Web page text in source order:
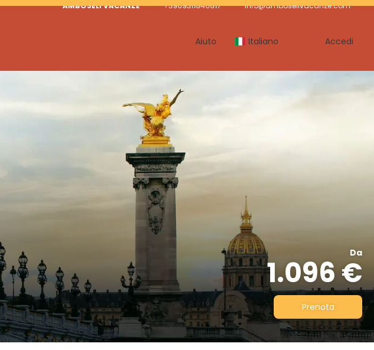
AMBOSELI VACANZE +3909311840817 info@amboselivacanze.com
Aiuto Italiano Accedi
Da
1.096 €
Prenota